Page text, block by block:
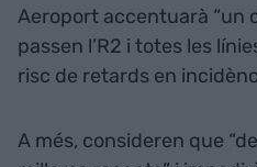
Aeroport accentuarà “un
passen l’R2 i totes les
risc de retards en
A més, consideren que